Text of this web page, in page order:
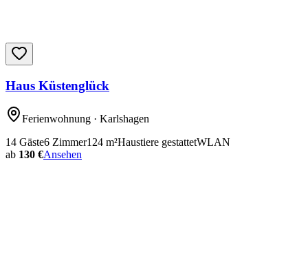
Haus Küstenglück
Ferienwohnung · Karlshagen
14 Gäste6 Zimmer124 m²Haustiere gestattetWLAN
ab 130 €Ansehen